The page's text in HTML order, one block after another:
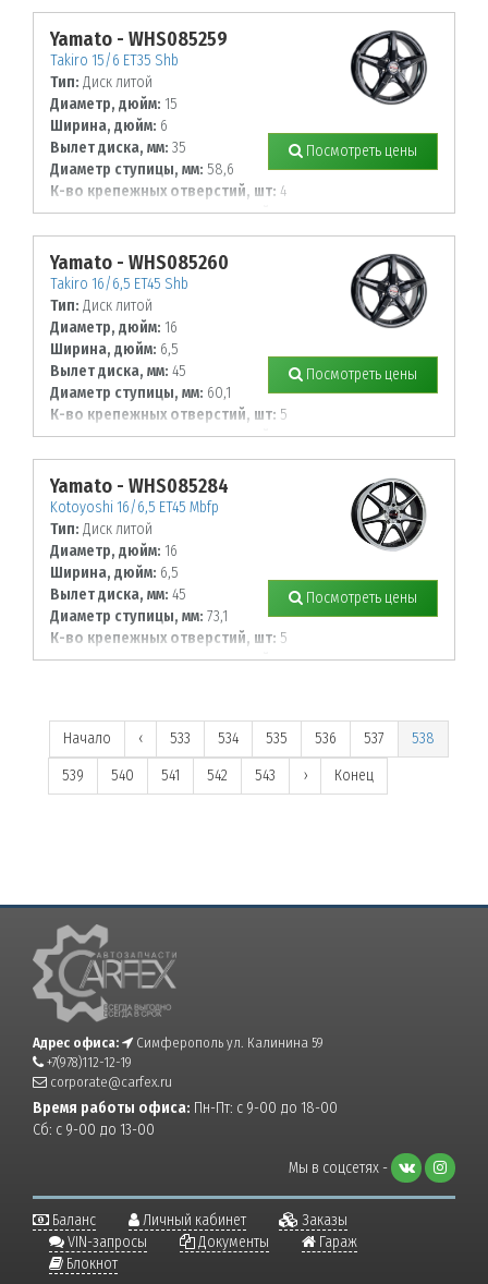
100
Yamato - WHS085259
Takiro 15/6 ET35 Shb
Тип: Диск литой
Диаметр, дюйм: 15
Ширина, дюйм: 6
Вылет диска, мм: 35
Диаметр ступицы, мм: 58,6
К-во крепежных отверстий, шт: 4
Диаметр располож. отверстий, мм:
98
Посмотреть цены
Yamato - WHS085260
Takiro 16/6,5 ET45 Shb
Тип: Диск литой
Диаметр, дюйм: 16
Ширина, дюйм: 6,5
Вылет диска, мм: 45
Диаметр ступицы, мм: 60,1
К-во крепежных отверстий, шт: 5
Диаметр располож. отверстий, мм:
114,3
Посмотреть цены
Yamato - WHS085284
Kotoyoshi 16/6,5 ET45 Mbfp
Тип: Диск литой
Диаметр, дюйм: 16
Ширина, дюйм: 6,5
Вылет диска, мм: 45
Диаметр ступицы, мм: 73,1
К-во крепежных отверстий, шт: 5
Диаметр располож. отверстий, мм:
Посмотреть цены
Начало ‹ 533 534 535 536 537
538
539
540 541 542 543 › Конец
Адрес офиса:
Симферополь ул. Калинина 59
+7(978)112-12-19
corporate@carfex.ru
Время работы офиса: Пн-Пт: с 9-00 до 18-00
Сб: с 9-00 до 13-00
Мы в соцсетях -
Баланс Личный кабинет
Заказы
VIN-запросы
Документы
Гараж
Блокнот